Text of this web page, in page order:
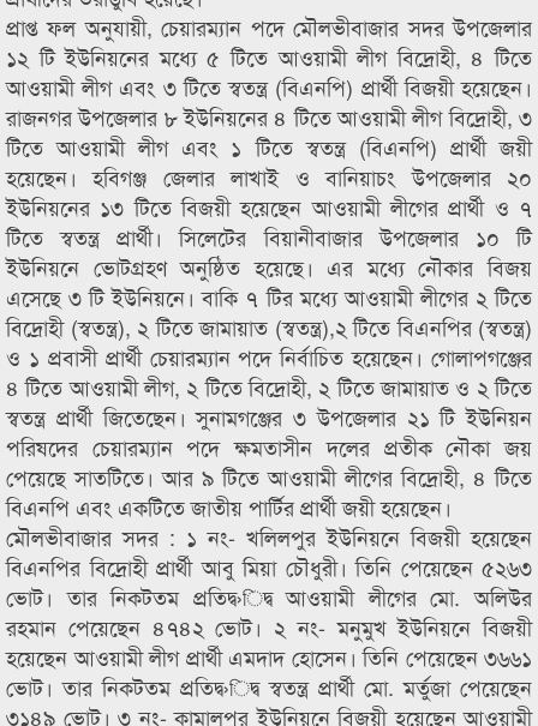
প্রাপ্ত ফল অনুযায়ী, চেয়ারম্যান পদে মৌলভীবাজার সদর উপজেলার
১২ টি ইউনিয়নের মধ্যে ৫ টিতে আওয়ামী লীগ বিদ্রোহী, ৪ টিতে
আওয়ামী লীগ এবং ৩ টিতে স্বতন্ত্র (বিএনপি) প্রার্থী বিজয়ী হয়েছেন।
রাজনগর উপজেলার ৮ ইউনিয়নের ৪ টিতে আওয়ামী লীগ বিদ্রোহী, ৩
টিতে আওয়ামী লীগ এবং ১ টিতে স্বতন্ত্র (বিএনপি) প্রার্থী জয়ী
হয়েছেন। হবিগঞ্জ জেলার লাখাই ও বানিয়াচং উপজেলার ২০
ইউনিয়নের ১৩ টিতে বিজয়ী হয়েছেন আওয়ামী লীগের প্রার্থী ও ৭
টিতে স্বতন্ত্র প্রার্থী। সিলেটের বিয়ানীবাজার উপজেলার ১০ টি
ইউনিয়নে ভোটগ্রহণ অনুষ্ঠিত হয়েছে। এর মধ্যে নৌকার বিজয়
এসেছে ৩ টি ইউনিয়নে। বাকি ৭ টির মধ্যে আওয়ামী লীগের ২ টিতে
বিদ্রোহী (স্বতন্ত্র), ২ টিতে জামায়াত (স্বতন্ত্র),২ টিতে বিএনপির (স্বতন্ত্র)
ও ১ প্রবাসী প্রার্থী চেয়ারম্যান পদে নির্বাচিত হয়েছেন। গোলাপগঞ্জের
৪ টিতে আওয়ামী লীগ, ২ টিতে বিদ্রোহী, ২ টিতে জামায়াত ও ২ টিতে
স্বতন্ত্র প্রার্থী জিতেছেন। সুনামগঞ্জের ৩ উপজেলার ২১ টি ইউনিয়ন
পরিষদের চেয়ারম্যান পদে ক্ষমতাসীন দলের প্রতীক নৌকা জয়
পেয়েছে সাতটিতে। আর ৯ টিতে আওয়ামী লীগের বিদ্রোহী, ৪ টিতে
বিএনপি এবং একটিতে জাতীয় পার্টির প্রার্থী জয়ী হয়েছেন।
মৌলভীবাজার সদর : ১ নং- খলিলপুর ইউনিয়নে বিজয়ী হয়েছেন
বিএনপির বিদ্রোহী প্রার্থী আবু মিয়া চৌধুরী। তিনি পেয়েছেন ৫২৬৩
ভোট। তার নিকটতম প্রতিদ্ব›িদ্ব আওয়ামী লীগের মো. অলিউর
রহমান পেয়েছেন ৪৭৪২ ভোট। ২ নং- মনুমুখ ইউনিয়নে বিজয়ী
হয়েছেন আওয়ামী লীগ প্রার্থী এমদাদ হোসেন। তিনি পেয়েছেন ৩৬৬১
ভোট। তার নিকটতম প্রতিদ্ব›িদ্ব স্বতন্ত্র প্রার্থী মো. মর্তুজা পেয়েছেন
৩১৪৯ ভোট। ৩ নং- কামালপুর ইউনিয়নে বিজয়ী হয়েছেন আওয়ামী